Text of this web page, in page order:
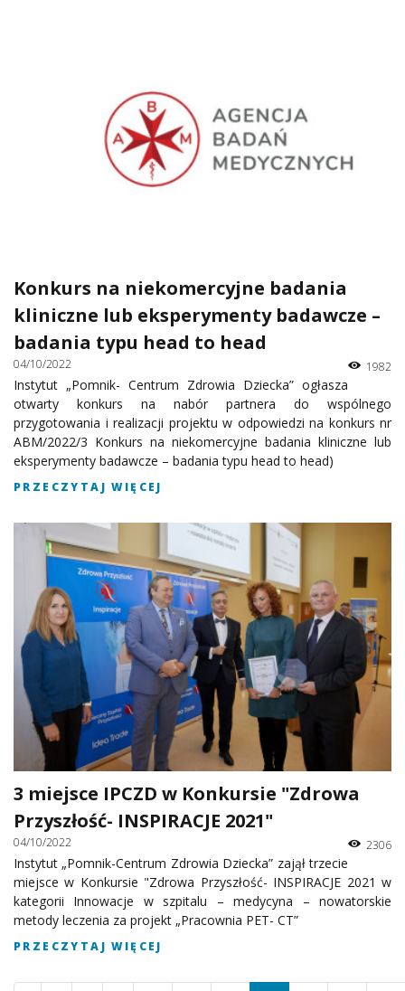
Konkurs na niekomercyjne badania
kliniczne lub eksperymenty badawcze –
badania typu head to head
04/10/2022 1982
Instytut „Pomnik- Centrum Zdrowia Dziecka” ogłasza
otwarty konkurs na nabór partnera do wspólnego
przygotowania i realizacji projektu w odpowiedzi na konkurs nr
ABM/2022/3 Konkurs na niekomercyjne badania kliniczne lub
eksperymenty badawcze – badania typu head to head)
PRZECZYTAJ WIĘCEJ
3 miejsce IPCZD w Konkursie "Zdrowa
Przyszłość- INSPIRACJE 2021"
04/10/2022 2306
Instytut „Pomnik-Centrum Zdrowia Dziecka” zajął trzecie
miejsce w Konkursie "Zdrowa Przyszłość- INSPIRACJE 2021 w
kategorii Innowacje w szpitalu – medycyna – nowatorskie
metody leczenia za projekt „Pracownia PET- CT”
PRZECZYTAJ WIĘCEJ